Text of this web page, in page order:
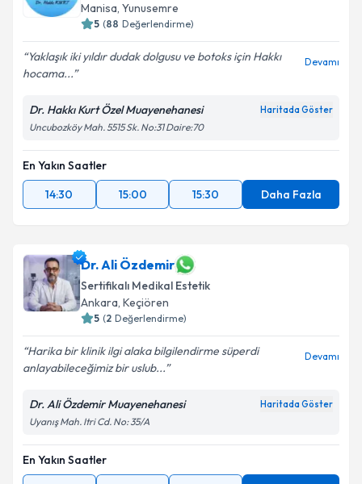
Manisa, Yunusemre
5 (88 Değerlendirme)
Yaklaşık iki yıldır dudak dolgusu ve botoks için Hakkı
hocama...
Devamı
Dr. Hakkı Kurt Özel Muayenehanesi Haritada Göster
Uncubozköy Mah. 5515 Sk. No:31 Daire:70
En Yakın Saatler
14:30
15:00 15:30 Daha Fazla
Dr. Ali Özdemir
Sertifikalı Medikal Estetik
Ankara, Keçiören
5 (2 Değerlendirme)
Harika bir klinik ilgi alaka bilgilendirme süperdi
anlayabileceğimiz bir uslub...
Devamı
Dr. Ali Özdemir Muayenehanesi Haritada Göster
Uyanış Mah. Itri Cd. No: 35/A
En Yakın Saatler